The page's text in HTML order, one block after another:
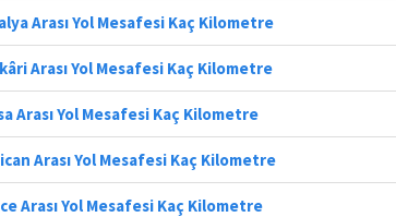
Arası Yol Mesafesi Kaç Kilometre
Arası Yol Mesafesi Kaç Kilometre
Arası Yol Mesafesi Kaç Kilometre
Arası Yol Mesafesi Kaç Kilometre
Arası Yol Mesafesi Kaç Kilometre